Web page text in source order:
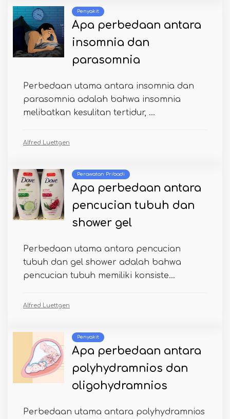
Penyakit
Apa perbedaan antara
insomnia dan
parasomnia
Perbedaan utama antara insomnia dan
parasomnia adalah bahwa insomnia
melibatkan kesulitan tertidur, ...
Alfred Luettgen
Perawatan Pribadi
Apa perbedaan antara
pencucian tubuh dan
shower gel
Perbedaan utama antara pencucian
tubuh dan gel shower adalah bahwa
pencucian tubuh memiliki konsiste...
Alfred Luettgen
Penyakit
Apa perbedaan antara
polyhydramnios dan
oligohydramnios
Perbedaan utama antara polyhydramnios